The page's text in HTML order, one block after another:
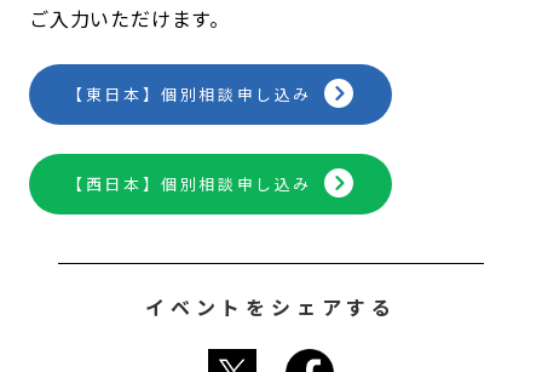
ご入力いただけます。
【東日本】個別相談申し込み
【西日本】個別相談申し込み
イベントをシェアする